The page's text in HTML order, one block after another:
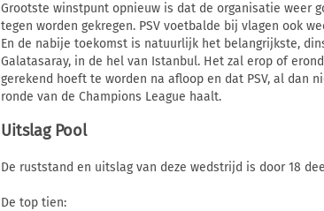
Grootste winstpunt opnieuw is dat de organisatie weer
tegen worden gekregen. PSV voetbalde bij vlagen ook
En de nabije toekomst is natuurlijk het belangrijkste,
Galatasaray, in de hel van Istanbul. Het zal erop of
gerekend hoeft te worden na afloop en dat PSV, al dan
ronde van de Champions League haalt.
Uitslag Pool
De ruststand en uitslag van deze wedstrijd is door 18
De top tien: